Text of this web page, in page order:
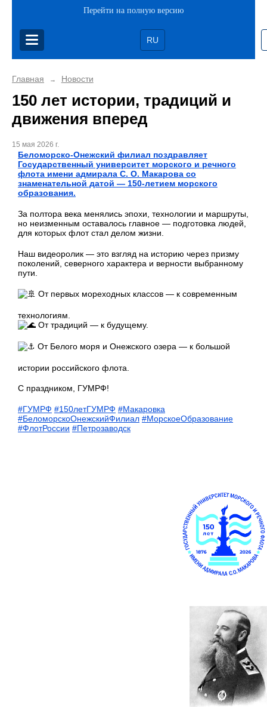
Перейти на полную версию
RU
Главная → Новости
150 лет истории, традиций и
движения вперед
15 мая 2026 г.
Беломорско-Онежский филиал поздравляет
Государственный университет морского и речного
флота имени адмирала С. О. Макарова со
знаменательной датой — 150-летием морского
образования.
За полтора века менялись эпохи, технологии и маршруты,
но неизменным оставалось главное — подготовка людей,
для которых флот стал делом жизни.
Наш видеоролик — это взгляд на историю через призму
поколений, северного характера и верности выбранному
пути.
От первых мореходных классов — к современным
технологиям.
От традиций — к будущему.
От Белого моря и Онежского озера — к большой
истории российского флота.
С праздником, ГУМРФ!
#ГУМРФ #150летГУМРФ #Макаровка
#БеломорскоОнежскийФилиал #МорскоеОбразование
#ФлотРоссии #Петрозаводск